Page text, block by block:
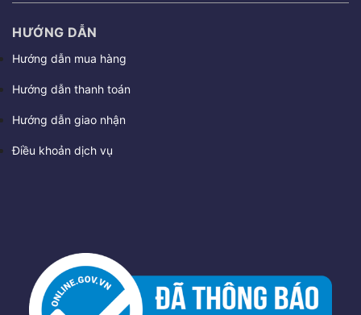
HƯỚNG DẪN
Hướng dẫn mua hàng
Hướng dẫn thanh toán
Hướng dẫn giao nhận
Điều khoản dịch vụ